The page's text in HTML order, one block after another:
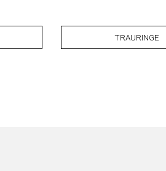
TRAURINGE